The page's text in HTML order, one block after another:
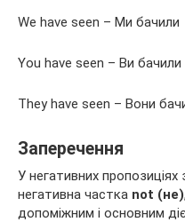
We have seen – Ми бачили
You have seen – Ви бачили
They have seen – Вони
Заперечення
У негативних пропозиціях
негативна частка not (не)
допоміжним і основним